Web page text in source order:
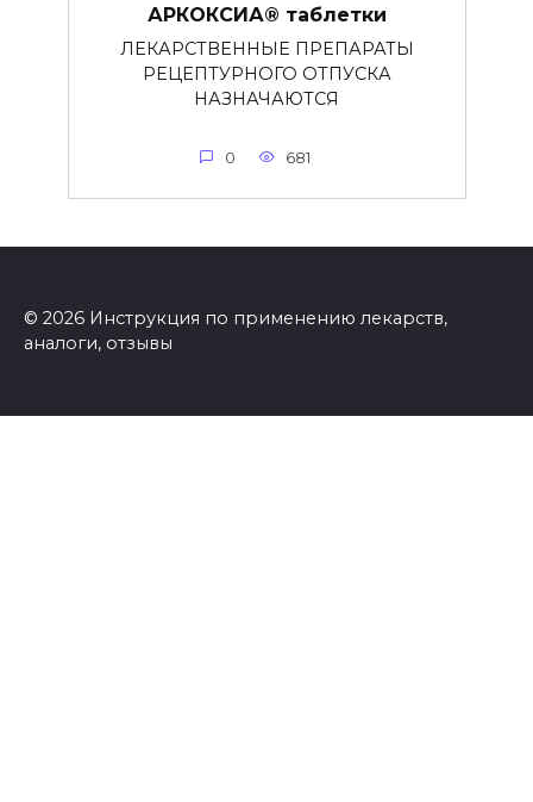
АРКОКСИА® таблетки
ЛЕКАРСТВЕННЫЕ ПРЕПАРАТЫ
РЕЦЕПТУРНОГО ОТПУСКА
НАЗНАЧАЮТСЯ
0 681
© 2026 Инструкция по применению лекарств,
аналоги, отзывы